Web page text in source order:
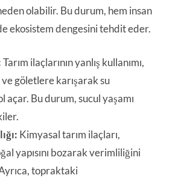
olabilir. Bu durum, hem insan
de ekosistem dengesini tehdit eder.
Tarım ilaçlarının yanlış kullanımı,
ve göletlere karışarak su
açar. Bu durum, sucul yaşamı
Kimyasal tarım ilaçları,
yapısını bozarak verimliliğini
topraktaki